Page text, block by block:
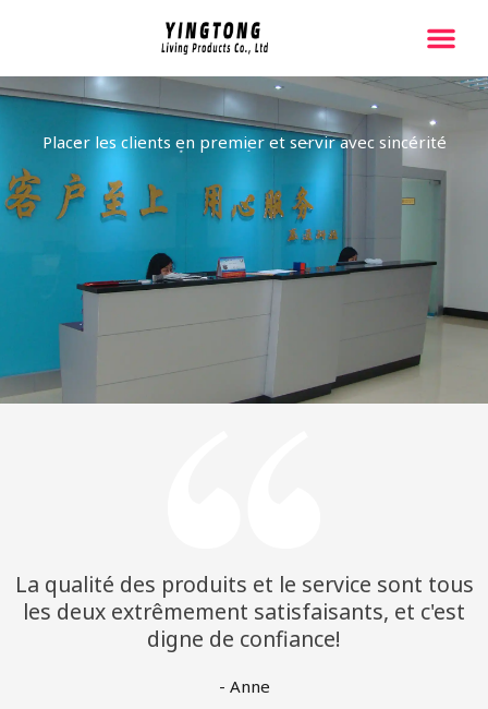
容
Placer les clients en premier et servir avec sincérité
La qualité des produits et le service sont tous
les deux extrêmement satisfaisants, et c'est
digne de confiance!
- Anne